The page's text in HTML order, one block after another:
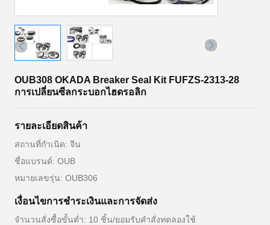
OUB308 OKADA Breaker Seal Kit FUFZS-2313-28
การเปลี่ยนซีลกระบอกไฮดรอลิก
รายละเอียดสินค้า
สถานที่กำเนิด: จีน
ชื่อแบรนด์: OUB
หมายเลขรุ่น: OUB306
เงื่อนไขการชำระเงินและการจัดส่ง
จำนวนสั่งซื้อขั้นต่ำ: 10 ชิ้น/ยอมรับคำสั่งทดลองใช้